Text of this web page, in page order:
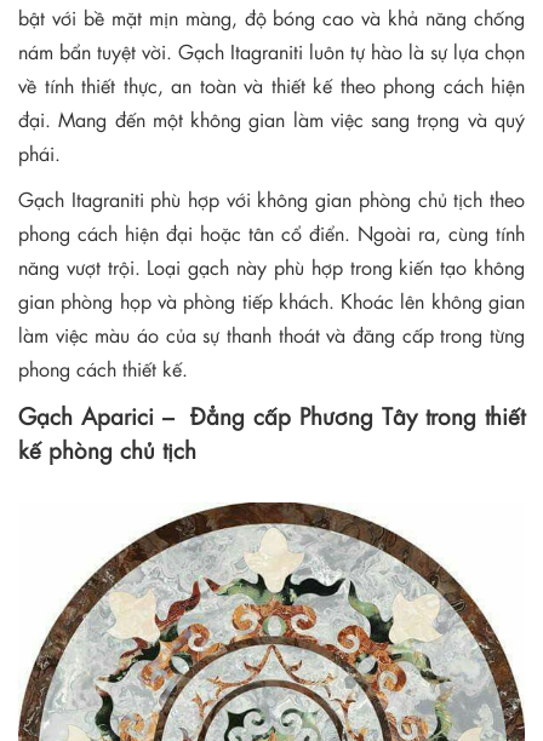
bật với bề mặt mịn màng, độ bóng cao và khả năng chống
nám bẩn tuyệt vời. Gạch Itagraniti luôn tự hào là sự lựa chọn
về tính thiết thực, an toàn và thiết kế theo phong cách hiện
đại. Mang đến một không gian làm việc sang trọng và quý
phái.
Gạch Itagraniti phù hợp với không gian phòng chủ tịch theo
phong cách hiện đại hoặc tân cổ điển. Ngoài ra, cùng tính
năng vượt trội. Loại gạch này phù hợp trong kiến tạo không
gian phòng họp và phòng tiếp khách. Khoác lên không gian
làm việc màu áo của sự thanh thoát và đăng cấp trong từng
phong cách thiết kế.
Gạch Aparici – Đẳng cấp Phương Tây trong thiết
kế phòng chủ tịch